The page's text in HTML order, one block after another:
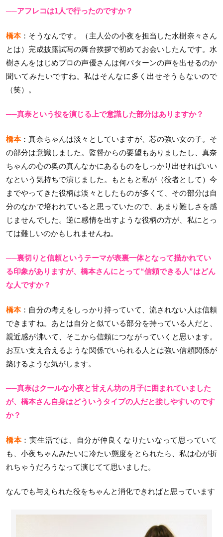
──アフレコは1人で行ったのですか？
橋本：そうなんです。（主人公の小夜を担当した水樹奈々さん
とは）完成披露試写の舞台挨拶で初めてお会いしたんです。水
樹さんをはじめプロの声優さんは何パターンの声を出せるのか
聞いてみたいですね。私はそんなに多く出せそうもないので
（笑）。
──真奈という役を演じる上で意識した部分はありますか？
橋本：真奈ちゃんは淡々としていますが、芯の強い女の子。そ
の部分は意識しました。監督からの要望もありましたし、真奈
ちゃんの心の奥の真んなかにあるものをしっかり出せればいい
なという気持ちで演じました。もともと私が（役者として）今
までやってきた役柄は淡々としたものが多くて、その部分は自
分のなかで培われていると思っていたので、あまり難しさを感
じませんでした。逆に感情を出すような役柄の方が、私にとっ
ては難しいのかもしれませんね。
──裏切りと信頼というテーマが表裏一体となって描かれてい
る印象がありますが、橋本さんにとって“信頼できる人”はどん
な人ですか？
橋本：自分の考えをしっかり持っていて、流されない人は信頼
できますね。あとは自分と似ている部分を持っている人だと、
親近感が沸いて、そこから信頼につながっていくと思います。
お互い支え合えるような関係でいられる人とは強い信頼関係が
築けるような気がします。
──真奈はクールな小夜と甘えん坊の月子に囲まれていました
が、橋本さん自身はどういうタイプの人だと接しやすいのです
か？
橋本：実生活では、自分が仲良くなりたいなって思っていて
も、小夜ちゃんみたいに冷たい態度をとられたら、私は心が折
れちゃうだろうなって演じてて思いました。
なんでも与えられた役をちゃんと消化できればと思っています